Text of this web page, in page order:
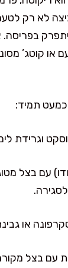
לא רק
בפריסה.
או קוטג’
כמעט תמיד:
עם בצל
עם בצל